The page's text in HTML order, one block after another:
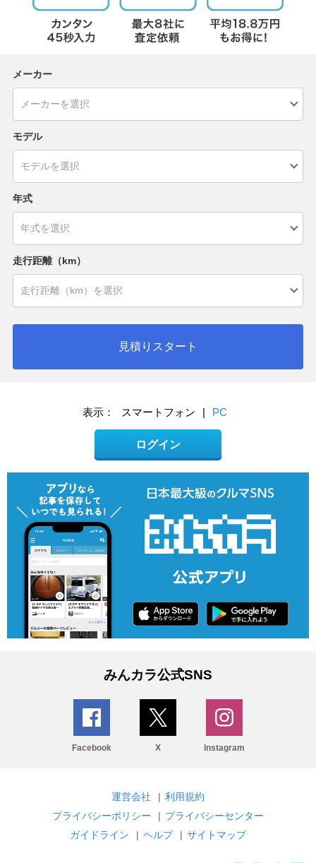
メーカー
モデル
年式
走行距離（km）
見積りスタート
表示： スマートフォン | PC
ログイン
みんカラ公式SNS
Facebook X Instagram
運営会社 | 利用規約
プライバシーポリシー
| プライバシーセンター
ガイドライン
| ヘルプ | サイトマップ